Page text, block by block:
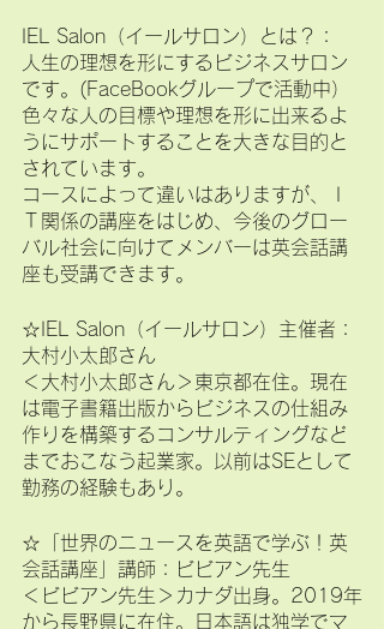
IEL Salon（イールサロン）とは？：
人生の理想を形にするビジネスサロン
です。(FaceBookグループで活動中）
色々な人の目標や理想を形に出来るよ
うにサポートすることを大きな目的と
されています。
コースによって違いはありますが、Ｉ
Ｔ関係の講座をはじめ、今後のグロー
バル社会に向けてメンバーは英会話講
座も受講できます。
☆IEL Salon（イールサロン）主催者：
大村小太郎さん
＜大村小太郎さん＞東京都在住。現在
は電子書籍出版からビジネスの仕組み
作りを構築するコンサルティングなど
までおこなう起業家。以前はSEとして
勤務の経験もあり。
☆「世界のニュースを英語で学ぶ！英
会話講座」講師：ビビアン先生
＜ビビアン先生＞カナダ出身。2019年
から長野県に在住。日本語は独学でマ